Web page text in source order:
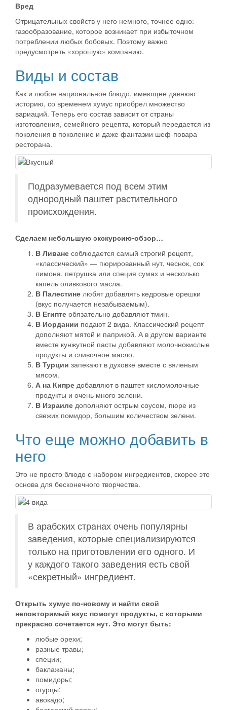
Вред
Отрицательных свойств у него немного, точнее одно:
газообразование, которое возникает при избыточном
потреблении любых бобовых. Поэтому важно
предусмотреть «хорошую» компанию.
Виды и состав
Как и любое национальное блюдо, имеющее давнюю
историю, со временем хумус приобрел множество
вариаций. Теперь его состав зависит от страны
изготовления, семейного рецепта, который передается из
поколения в поколение и даже фантазии шеф-повара
ресторана.
Подразумевается под всем этим
однородный паштет растительного
происхождения.
Сделаем небольшую экскурсию-обзор…
В Ливане соблюдается самый строгий рецепт,
«классический» — пюрированный нут, чеснок, сок
лимона, петрушка или специя сумах и несколько
капель оливкового масла.
В Палестине любят добавлять кедровые орешки
(вкус получается незабываемым).
В Египте обязательно добавляют тмин.
В Иордании подают 2 вида. Классический рецепт
дополняют мятой и паприкой. А в другом варианте
вместе кунжутной пасты добавляют молочнокислые
продукты и сливочное масло.
В Турции запекают в духовке вместе с вяленым
мясом.
А на Кипре добавляют в паштет кисломолочные
продукты и очень много зелени.
В Израиле дополняют острым соусом, пюре из
свежих помидор, большим количеством зелени.
Что еще можно добавить в
него
Это не просто блюдо с набором ингредиентов, скорее это
основа для бесконечного творчества.
В арабских странах очень популярны
заведения, которые специализируются
только на приготовлении его одного. И
у каждого такого заведения есть свой
«секретный» ингредиент.
Открыть хумус по-новому и найти свой
неповторимый вкус помогут продукты, с которыми
прекрасно сочетается нут. Это могут быть:
любые орехи;
разные травы;
специи;
баклажаны;
помидоры;
огурцы;
авокадо;